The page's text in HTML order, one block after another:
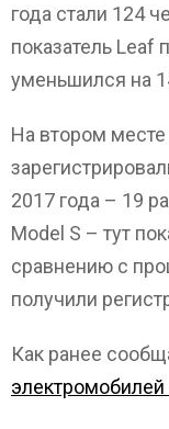
года стали 124
показатель
уменьшился на
На втором
2017 года – 19
Model S – тут
сравнению с
получили
Как ранее